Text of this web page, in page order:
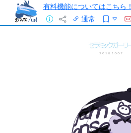
有料機能についてはこちら！
通常